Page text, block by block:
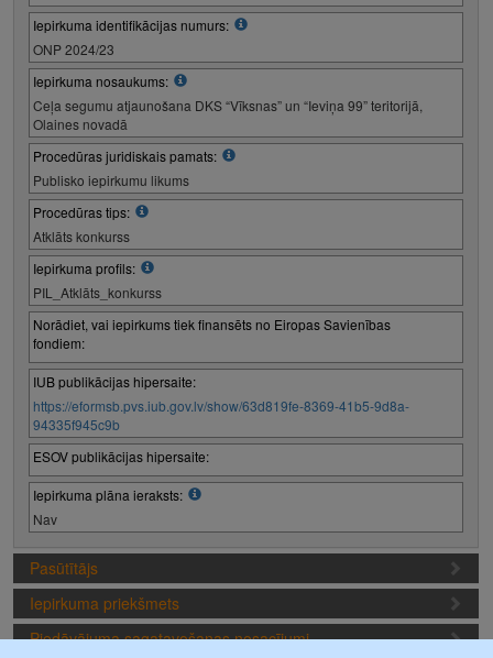
Iepirkuma identifikācijas numurs:
ONP 2024/23
Iepirkuma nosaukums:
Ceļa segumu atjaunošana DKS “Vīksnas” un “Ieviņa 99” teritorijā,
Olaines novadā
Procedūras juridiskais pamats:
Publisko iepirkumu likums
Procedūras tips:
Atklāts konkurss
Iepirkuma profils:
PIL_Atklāts_konkurss
Norādiet, vai iepirkums tiek finansēts no Eiropas Savienības
fondiem:
IUB publikācijas hipersaite:
https://eformsb.pvs.iub.gov.lv/show/63d819fe-8369-41b5-9d8a-
94335f945c9b
ESOV publikācijas hipersaite:
Iepirkuma plāna ieraksts:
Nav
Pasūtītājs
Iepirkuma priekšmets
Piedāvājuma sagatavošanas nosacījumi